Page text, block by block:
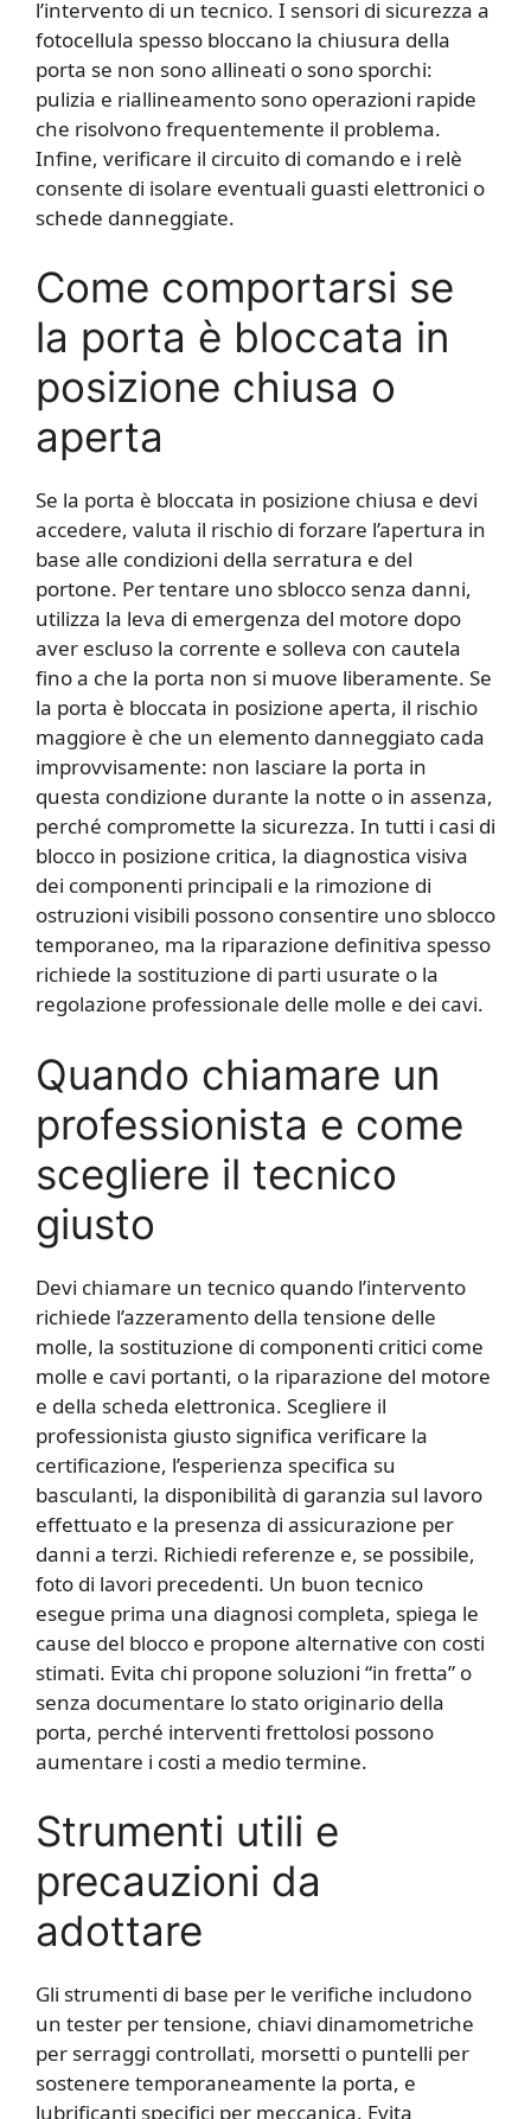
l’intervento di un tecnico. I sensori di sicurezza a
fotocellula spesso bloccano la chiusura della
porta se non sono allineati o sono sporchi:
pulizia e riallineamento sono operazioni rapide
che risolvono frequentemente il problema.
Infine, verificare il circuito di comando e i relè
consente di isolare eventuali guasti elettronici o
schede danneggiate.
Come comportarsi se
la porta è bloccata in
posizione chiusa o
aperta
Se la porta è bloccata in posizione chiusa e devi
accedere, valuta il rischio di forzare l’apertura in
base alle condizioni della serratura e del
portone. Per tentare uno sblocco senza danni,
utilizza la leva di emergenza del motore dopo
aver escluso la corrente e solleva con cautela
fino a che la porta non si muove liberamente. Se
la porta è bloccata in posizione aperta, il rischio
maggiore è che un elemento danneggiato cada
improvvisamente: non lasciare la porta in
questa condizione durante la notte o in assenza,
perché compromette la sicurezza. In tutti i casi di
blocco in posizione critica, la diagnostica visiva
dei componenti principali e la rimozione di
ostruzioni visibili possono consentire uno sblocco
temporaneo, ma la riparazione definitiva spesso
richiede la sostituzione di parti usurate o la
regolazione professionale delle molle e dei cavi.
Quando chiamare un
professionista e come
scegliere il tecnico
giusto
Devi chiamare un tecnico quando l’intervento
richiede l’azzeramento della tensione delle
molle, la sostituzione di componenti critici come
molle e cavi portanti, o la riparazione del motore
e della scheda elettronica. Scegliere il
professionista giusto significa verificare la
certificazione, l’esperienza specifica su
basculanti, la disponibilità di garanzia sul lavoro
effettuato e la presenza di assicurazione per
danni a terzi. Richiedi referenze e, se possibile,
foto di lavori precedenti. Un buon tecnico
esegue prima una diagnosi completa, spiega le
cause del blocco e propone alternative con costi
stimati. Evita chi propone soluzioni “in fretta” o
senza documentare lo stato originario della
porta, perché interventi frettolosi possono
aumentare i costi a medio termine.
Strumenti utili e
precauzioni da
adottare
Gli strumenti di base per le verifiche includono
un tester per tensione, chiavi dinamometriche
per serraggi controllati, morsetti o puntelli per
sostenere temporaneamente la porta, e
lubrificanti specifici per meccanica. Evita